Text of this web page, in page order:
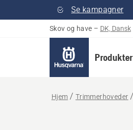
Se kampagner
Skov og have – DK, Dansk
Produkter
Hjem Trimmerhoveder